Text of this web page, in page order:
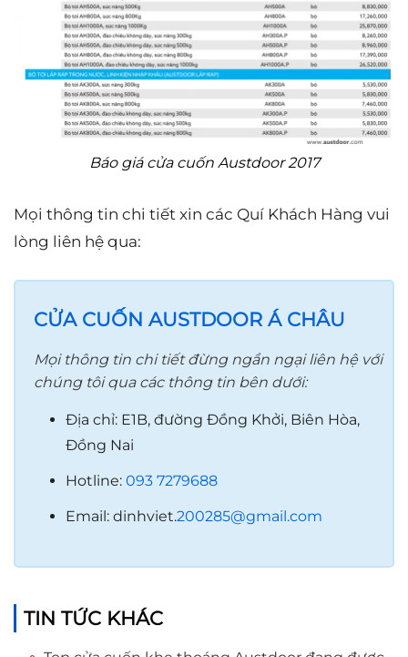
Báo giá cửa cuốn Austdoor 2017
Mọi thông tin chi tiết xin các Quí Khách Hàng vui
lòng liên hệ qua:
CỬA CUỐN AUSTDOOR Á CHÂU
Mọi thông tin chi tiết đừng ngần ngại liên hệ với
chúng tôi qua các thông tin bên dưới:
Địa chỉ: E1B, đường Đồng Khởi, Biên Hòa,
Đồng Nai
Hotline: 093 7279688
Email: dinhviet.200285@gmail.com
TIN TỨC KHÁC